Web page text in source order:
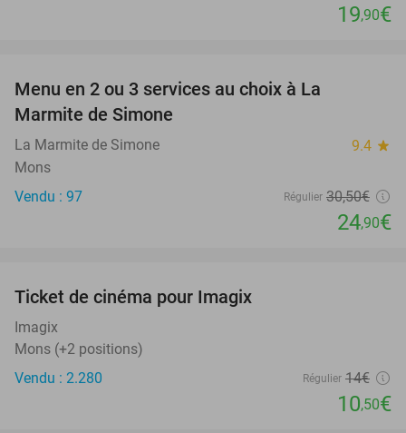
19,90€
Menu en 2 ou 3 services au choix à La
Marmite de Simone
La Marmite de Simone 9.4 star
Mons
Vendu : 97
Régulier 30,50€
24,90€
Ticket de cinéma pour Imagix
Imagix
Mons (+2 positions)
Vendu : 2.280
Régulier 14€
10,50€